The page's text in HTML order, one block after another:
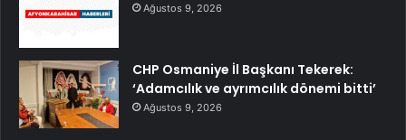
Ağustos 9, 2026
CHP Osmaniye İl Başkanı Tekerek:
‘Adamcılık ve ayrımcılık dönemi bitti’
Ağustos 9, 2026